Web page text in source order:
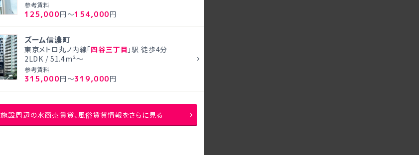
参考賃料
125,000円～154,000円
ズーム信濃町
東京メトロ丸ノ内線「四谷三丁目 」駅 徒歩4分
2LDK / 51.4m²～
参考賃料
315,000円～319,000円
施設周辺の水商売賃貸、風俗賃貸情報をさらに見る